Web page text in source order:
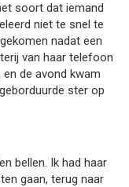
soort dat iemand
niet te snel te
nadat een
van haar telefoon
de avond kwam
ster op
bellen. Ik had haar
gaan, terug naar